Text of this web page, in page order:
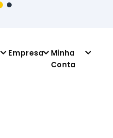
Empresa
Minha
Conta